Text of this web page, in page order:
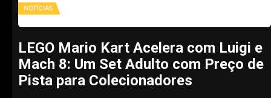
NOTÍCIAS
LEGO Mario Kart Acelera com Luigi e
Mach 8: Um Set Adulto com Preço de
Pista para Colecionadores